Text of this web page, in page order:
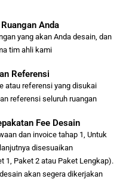
Anda
yang akan Anda desain, dan
tim ahli kami
Referensi
atau referensi yang disukai
referensi seluruh ruangan
Fee Desain
dan invoice tahap 1, Untuk
disesuaikan
1, Paket 2 atau Paket Lengkap).
akan segera dikerjakan